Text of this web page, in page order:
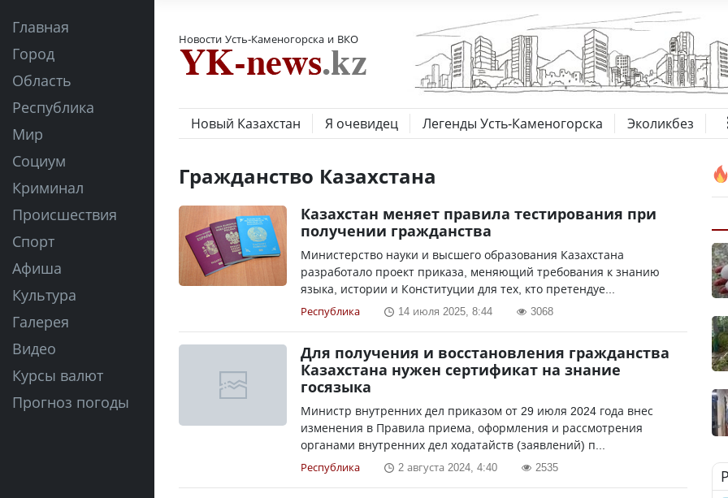
Главная
Город
Область
Республика
Мир
Социум
Криминал
Происшествия
Спорт
Афиша
Культура
Галерея
Видео
Курсы валют
Прогноз погоды
Новости Усть-Каменогорска и ВКО
Новый Казахстан Я очевидец Легенды Усть-Каменогорска Эколикбез
Гражданство Казахстана
Казахстан меняет правила тестирования при
получении гражданства
Министерство науки и высшего образования Казахстана
разработало проект приказа, меняющий требования к знанию
языка, истории и Конституции для тех, кто претендуе...
Республика 14 июля 2025, 8:44 3068
Для получения и восстановления гражданства
Казахстана нужен сертификат на знание
госязыка
Министр внутренних дел приказом от 29 июля 2024 года внес
изменения в Правила приема, оформления и рассмотрения
органами внутренних дел ходатайств (заявлений) п...
Республика 2 августа 2024, 4:40 2535